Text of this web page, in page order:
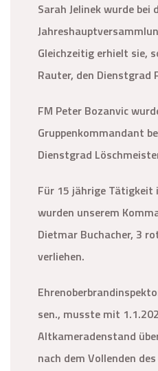
Sarah Jelinek wurde bei
Gleichzeitig erhielt sie,
Rauter, den Dienstgrad
FM Peter Bozanvic
Gruppenkommandant
Dienstgrad
Für 15 jährige Tätigkeit
wurden unserem
Dietmar Buchacher, 3
verliehen.
sen., musste mit
Altkameradenstand
nach dem Vollenden